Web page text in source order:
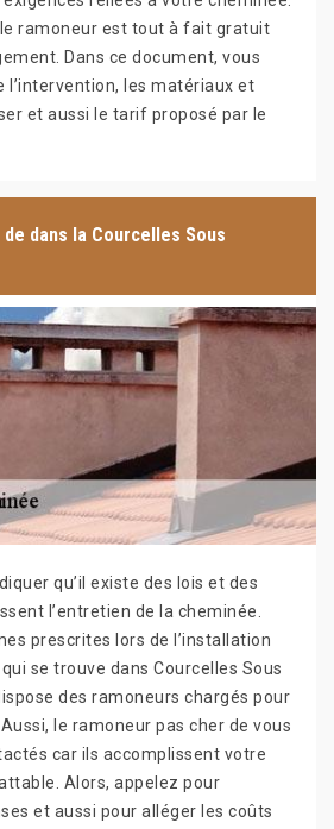
le ramoneur est tout à fait gratuit
Dans ce document, vous
l’intervention, les matériaux et
et aussi le tarif proposé par le
dans la Courcelles Sous
qu’il existe des lois et des
l’entretien de la cheminée.
prescrites lors de l’installation
se trouve dans Courcelles Sous
des ramoneurs chargés pour
le ramoneur pas cher de vous
car ils accomplissent votre
Alors, appelez pour
et aussi pour alléger les coûts